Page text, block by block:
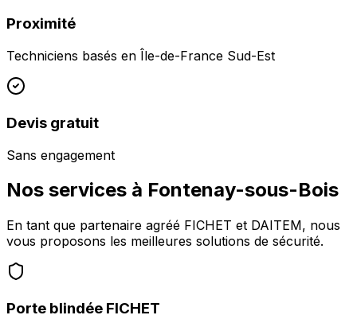
Proximité
Techniciens basés en Île-de-France Sud-Est
Devis gratuit
Sans engagement
Nos services à Fontenay-sous-Bois
En tant que partenaire agréé FICHET et DAITEM, nous
vous proposons les meilleures solutions de sécurité.
Porte blindée FICHET